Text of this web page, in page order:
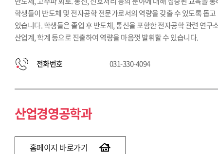
학생들이 반도체 및 전자공학 전문가로서의 역량을 갖출 수 있도록 돕고
있습니다. 학생들은 졸업 후 반도체, 통신을 포함한 전자공학 관련 연구
산업계, 학계 등으로 진출하여 역량을 마음껏 발휘할 수 있습니다.
전화번호 031-330-4094
산업경영공학과
홈페이지 바로가기